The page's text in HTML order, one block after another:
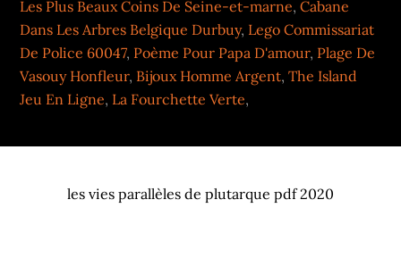
Les Plus Beaux Coins De Seine-et-marne,Cabane
Dans Les Arbres Belgique Durbuy, Lego Commissariat
De Police 60047, Poème Pour Papa D'amour, Plage De
Vasouy Honfleur, Bijoux Homme Argent,The Island
Jeu En Ligne, La Fourchette Verte,
les vies parallèles de plutarque pdf 2020